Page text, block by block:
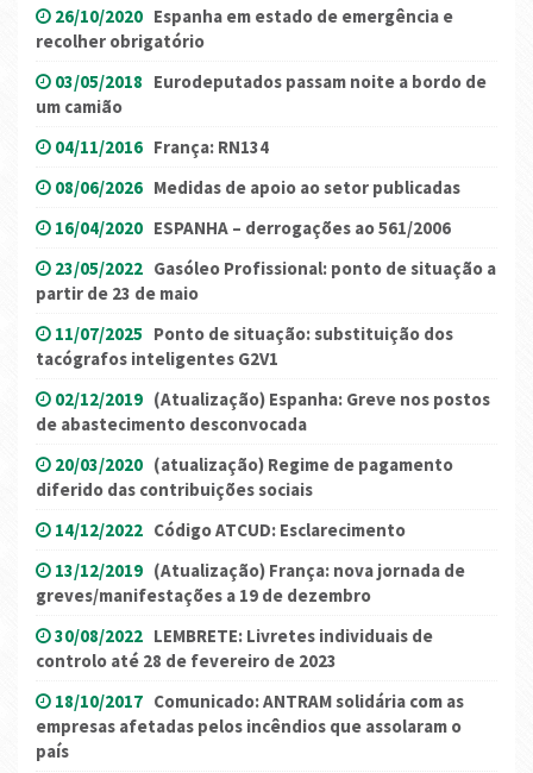
26/10/2020 Espanha em estado de emergência e
recolher obrigatório
03/05/2018 Eurodeputados passam noite a bordo de
um camião
04/11/2016 França: RN134
08/06/2026 Medidas de apoio ao setor publicadas
16/04/2020 ESPANHA – derrogações ao 561/2006
23/05/2022 Gasóleo Profissional: ponto de situação a
partir de 23 de maio
11/07/2025 Ponto de situação: substituição dos
tacógrafos inteligentes G2V1
02/12/2019 (Atualização) Espanha: Greve nos postos
de abastecimento desconvocada
20/03/2020 (atualização) Regime de pagamento
diferido das contribuições sociais
14/12/2022 Código ATCUD: Esclarecimento
13/12/2019 (Atualização) França: nova jornada de
greves/manifestações a 19 de dezembro
30/08/2022 LEMBRETE: Livretes individuais de
controlo até 28 de fevereiro de 2023
18/10/2017 Comunicado: ANTRAM solidária com as
empresas afetadas pelos incêndios que assolaram o
país